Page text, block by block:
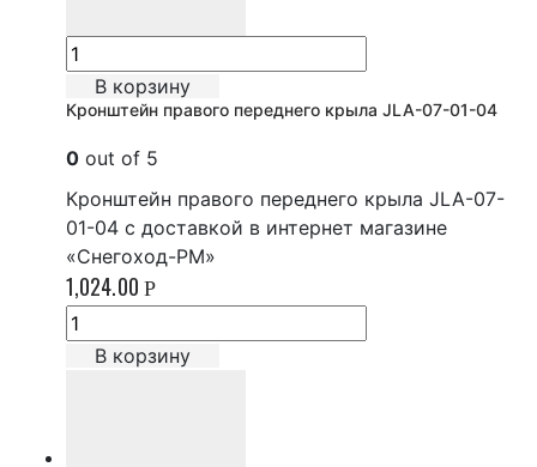
В корзину
Кронштейн правого переднего крыла JLA-07-01-04
0 out of 5
Кронштейн правого переднего крыла JLA-07-
01-04 с доставкой в интернет магазине
«Снегоход-РМ»
1,024.00 Р
В корзину